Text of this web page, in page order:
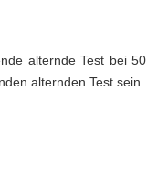
alternde Test bei 50
alternden Test sein.